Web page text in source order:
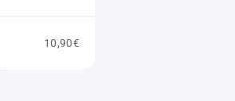
10,90€